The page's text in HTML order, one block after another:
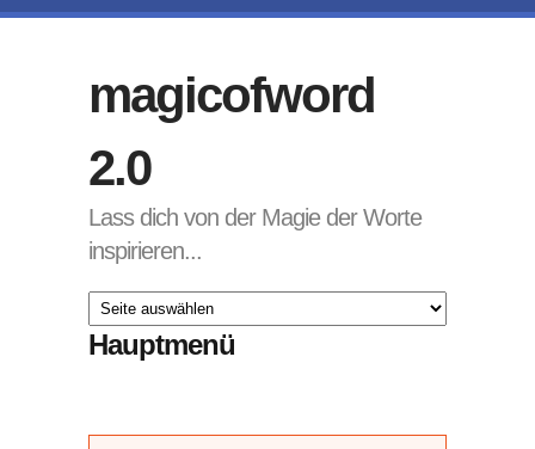
magicofword
2.0
Lass dich von der Magie der Worte
inspirieren...
Hauptmenü